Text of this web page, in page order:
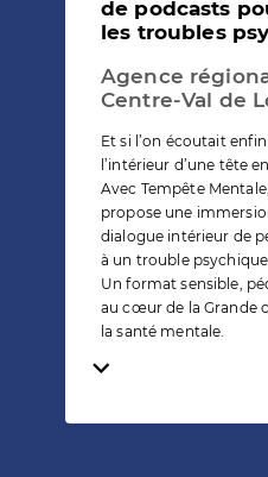
de podcasts
les troubles
Agence
Centre-Val de
Et si l’on écoutait
l’intérieur d’une tête
Avec Tempête
propose une
dialogue intérieur de
à un trouble psychique.
Un format sensible,
au cœur de la Grande
la santé mentale.
Temps de lecture